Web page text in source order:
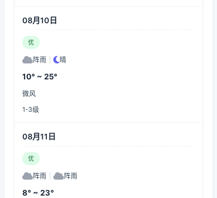
08月10日
优
阵雨 晴
10° ~ 25°
微风
1-3级
08月11日
优
阵雨 阵雨
8° ~ 23°